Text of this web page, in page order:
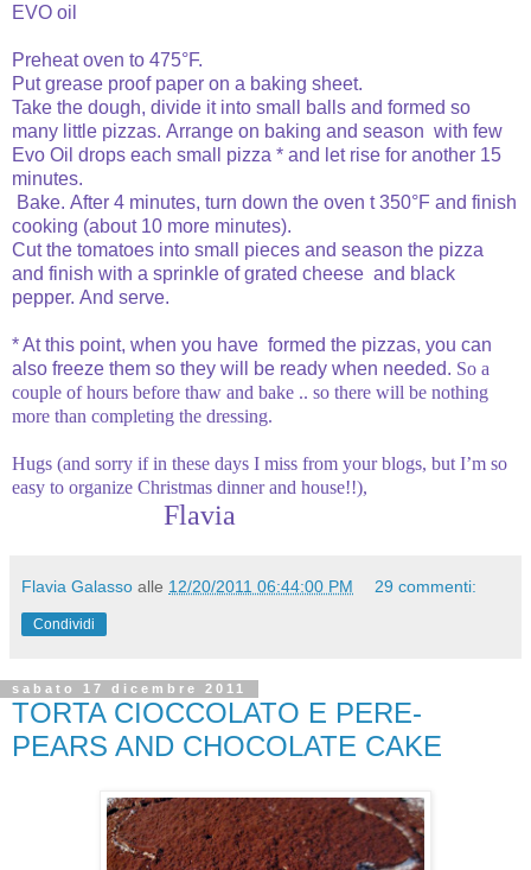
EVO oil
Preheat oven to 475°F.
Put grease proof paper on a baking sheet.
Take the dough, divide it into small balls and formed so
many little pizzas. Arrange on baking and season with few
Evo Oil drops each small pizza * and let rise for another 15
minutes.
Bake. After 4 minutes, turn down the oven t 350°F and finish
cooking (about 10 more minutes).
Cut the tomatoes into small pieces and season the pizza
and finish with a sprinkle of grated cheese and black
pepper. And serve.
* At this point, when you have formed the pizzas, you can
also freeze them so they will be ready when needed. So a
couple of hours before thaw and bake .. so there will be nothing
more than completing the dressing.
Hugs (and sorry if in these days I miss from your blogs, but I’m so
easy to organize Christmas dinner and house!!),
Flavia
Flavia Galasso alle 12/20/2011 06:44:00 PM 29 commenti:
Condividi
sabato 17 dicembre 2011
TORTA CIOCCOLATO E PERE-
PEARS AND CHOCOLATE CAKE